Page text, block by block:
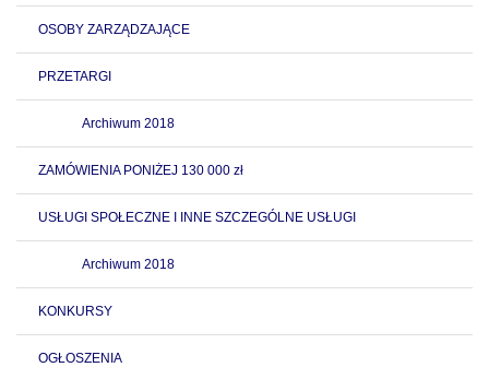
OSOBY ZARZĄDZAJĄCE
PRZETARGI
Archiwum 2018
ZAMÓWIENIA PONIŻEJ 130 000 zł
USŁUGI SPOŁECZNE I INNE SZCZEGÓLNE USŁUGI
Archiwum 2018
KONKURSY
OGŁOSZENIA